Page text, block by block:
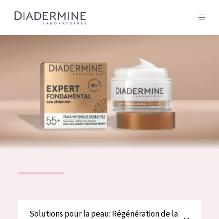
SOLUTIONS POUR LA PEAU
TOUS LES PRODUIT
ACCUEIL
Composition
À propos
Solutions pour la peau: Régénération de la